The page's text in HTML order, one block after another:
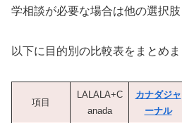
学相談が必要な場合は他の選択肢
以下に目的別の比較表をまとめま
項目
LALALA+C
anada
カナダジャ
ーナル